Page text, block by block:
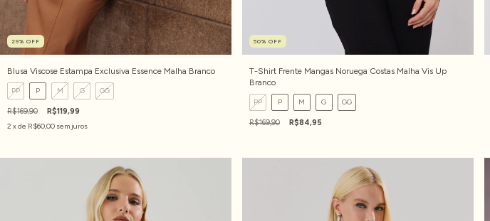
29% OFF
Blusa Viscose Estampa Exclusiva Essence Malha Branco
PP P M G GG
R$169,90
R$119,99
2 x de R$60,00 sem juros
50% OFF
T-Shirt Frente Mangas Noruega Costas Malha Vis Up
Branco
PP P M G GG
R$169,90 R$84,95